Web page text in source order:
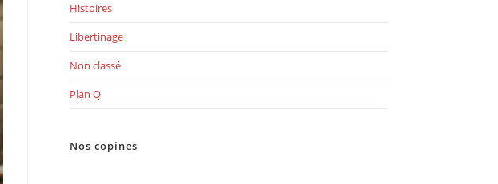
Histoires
Libertinage
Non classé
Plan Q
Nos copines